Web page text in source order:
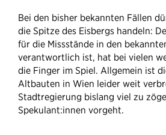
Bei den bisher bekannten Fällen
die Spitze des Eisbergs handeln:
für die Missstände in den
verantwortlich ist, hat bei vielen
die Finger im Spiel. Allgemein ist
Altbauten in Wien leider weit
Stadtregierung bislang viel zu
Spekulant:innen vorgeht.